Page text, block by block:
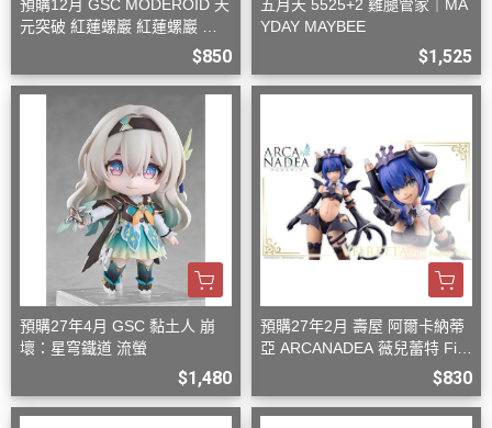
預購12月 GSC MODEROID 天
元突破 紅蓮螺巖 紅蓮螺巖 再
$850
五月天 5525+2 雞腿管家｜MA
YDAY MAYBEE
$1,525
預購27年4月 GSC 黏土人 崩
壞：星穹鐵道 流螢
$1,480
預購27年2月 壽屋 阿爾卡納蒂
亞 ARCANADEA 薇兒蕾特 Firs
$830